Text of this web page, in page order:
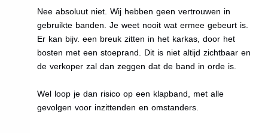
Nee absoluut niet. Wij hebben geen vertrouwen in
gebruikte banden. Je weet nooit wat ermee gebeurt is.
Er kan bijv. een breuk zitten in het karkas, door het
bosten met een stoeprand. Dit is niet altijd zichtbaar en
de verkoper zal dan zeggen dat de band in orde is.
Wel loop je dan risico op een klapband, met alle
gevolgen voor inzittenden en omstanders.